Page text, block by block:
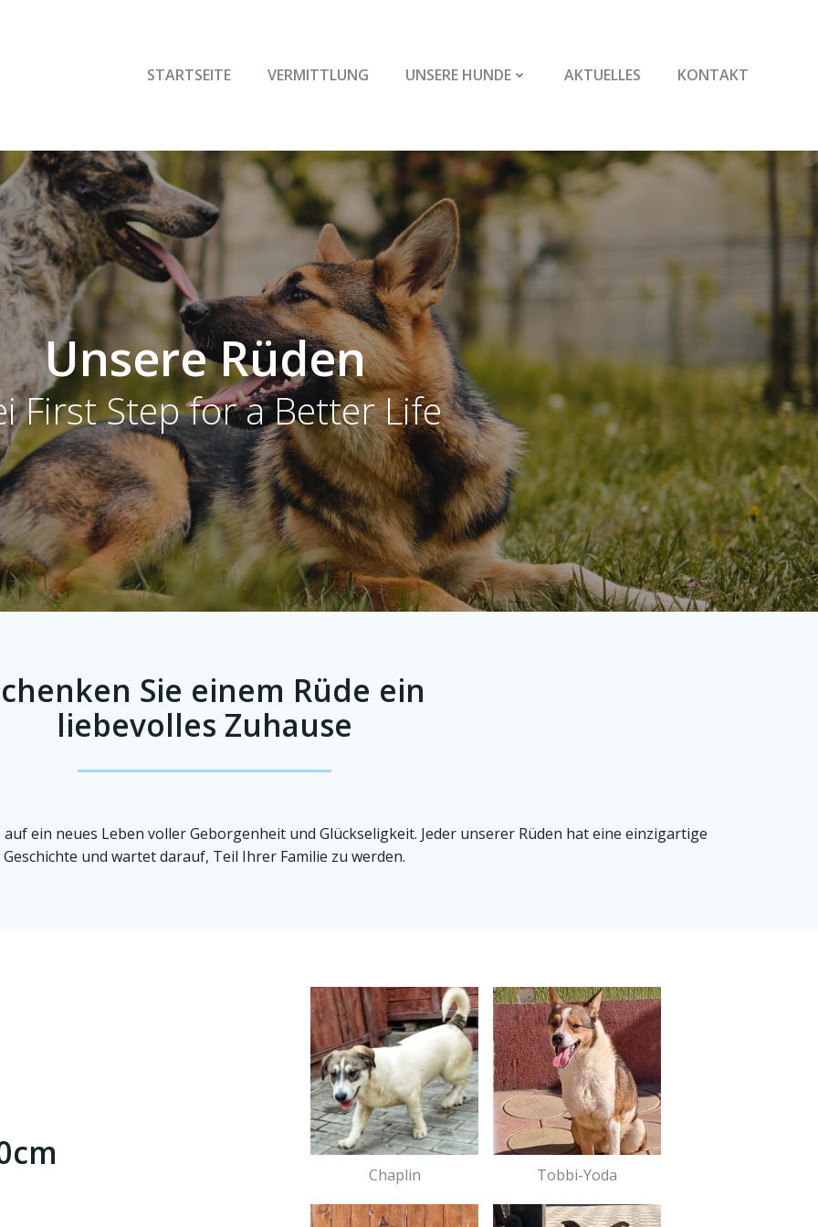
STARTSEITE VERMITTLUNG UNSERE HUNDE AKTUELLES KONTAKT
Unsere Rüden
First Step for a Better Life
Sie einem Rüde ein
liebevolles Zuhause
ein neues Leben voller Geborgenheit und Glückseligkeit. Jeder unserer Rüden hat eine einzigartige
Geschichte und wartet darauf, Teil Ihrer Familie zu werden.
Chaplin Tobbi-Yoda